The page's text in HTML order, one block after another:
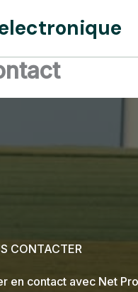
CONTACTER
en contact avec Net